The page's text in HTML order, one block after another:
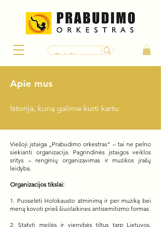
Apie mus
Istorija, kurią galime kurti kartu
Viešoji įstaiga „Prabudimo orkestras” – tai ne pelno
siekianti organizacija. Pagrindinės įstaigos veiklos
sritys – renginių organizavimas ir muzikos įrašų
leidyba.
Organizacijos tikslai:
1. Puoselėti Holokausto atminimą ir per muziką bei
meną kovoti prieš šiuolaikines antisemitizmo formas
2. Statyti meilės ir vienybės tiltus tarp Lietuvos,